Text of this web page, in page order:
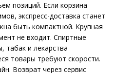
позиций. Если корзина
экспресс-доставка станет
быть компактной. Крупная
не входит. Спиртные
табак и лекарства
товары требуют скорости.
Возврат через сервис